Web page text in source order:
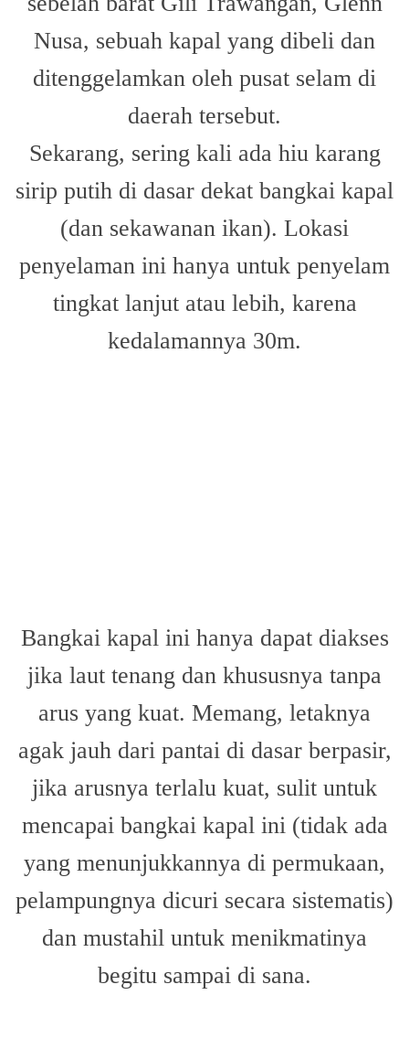
Nusa, sebuah kapal yang dibeli dan
ditenggelamkan oleh pusat selam di
daerah tersebut.
Sekarang, sering kali ada hiu karang
sirip putih di dasar dekat bangkai kapal
(dan sekawanan ikan). Lokasi
penyelaman ini hanya untuk penyelam
tingkat lanjut atau lebih, karena
kedalamannya 30m.
Bangkai kapal ini hanya dapat diakses
jika laut tenang dan khususnya tanpa
arus yang kuat. Memang, letaknya
agak jauh dari pantai di dasar berpasir,
jika arusnya terlalu kuat, sulit untuk
mencapai bangkai kapal ini (tidak ada
yang menunjukkannya di permukaan,
pelampungnya dicuri secara sistematis)
dan mustahil untuk menikmatinya
begitu sampai di sana.